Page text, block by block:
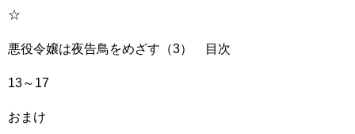
☆
悪役令嬢は夜告鳥をめざす（3） 目次
13～17
おまけ